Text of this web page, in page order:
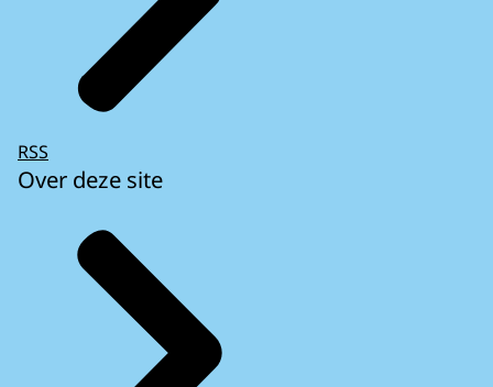
RSS
Over deze site